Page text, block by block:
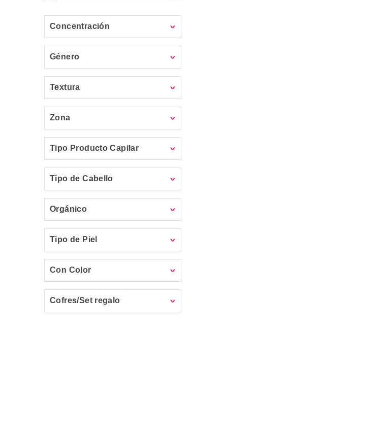
Concentración
Género
Textura
Zona
Tipo Producto Capilar
Tipo de Cabello
Orgánico
Tipo de Piel
Con Color
Cofres/Set regalo